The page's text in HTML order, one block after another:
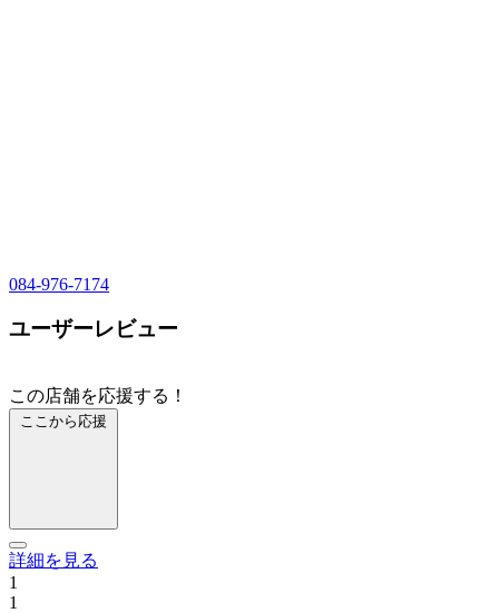
084-976-7174
ユーザーレビュー
この店舗を応援する！
ここから応援
詳細を見る
1
1